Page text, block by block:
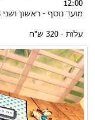
12:00
מועד נוסף - ראשון ושני 8-9/8 בשעה 9:30-12:00
עלות - 320 ש"ח